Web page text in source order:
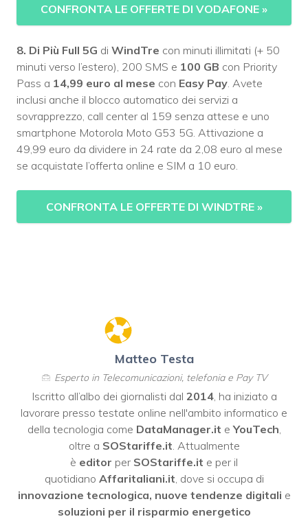
CONFRONTA LE OFFERTE DI VODAFONE »
8. Di Più Full 5G di WindTre con minuti illimitati (+ 50
minuti verso l’estero), 200 SMS e 100 GB con Priority
Pass a 14,99 euro al mese con Easy Pay . Avete
inclusi anche il blocco automatico dei servizi a
sovrapprezzo, call center al 159 senza attese e uno
smartphone Motorola Moto G53 5G. Attivazione a
49,99 euro da dividere in 24 rate da 2,08 euro al mese
se acquistate l’offerta online e SIM a 10 euro.
CONFRONTA LE OFFERTE DI WINDTRE »
Matteo Testa
Esperto in Telecomunicazioni, telefonia e Pay TV
Iscritto all’albo dei giornalisti dal 2014, ha iniziato a
lavorare presso testate online nell'ambito informatico e
della tecnologia come DataManager.it eYouTech
oltre a SOStariffe.it . Attualmente
è editor per SOStariffe.it e per il
quotidiano Affaritaliani.it , dove si occupa di
innovazione tecnologica, nuove tendenze digitali e
soluzioni per il risparmio energetico